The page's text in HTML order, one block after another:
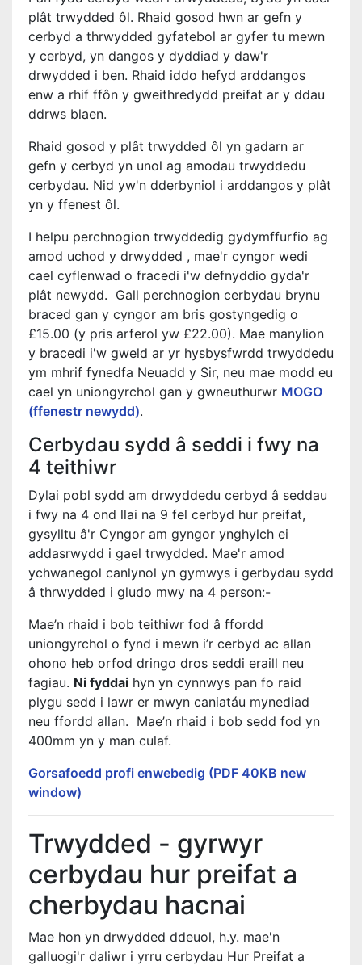
plât trwydded ôl. Rhaid gosod hwn ar gefn y
cerbyd a thrwydded gyfatebol ar gyfer tu mewn
y cerbyd, yn dangos y dyddiad y daw'r
drwydded i ben. Rhaid iddo hefyd arddangos
enw a rhif ffôn y gweithredydd preifat ar y ddau
ddrws blaen.
Rhaid gosod y plât trwydded ôl yn gadarn ar
gefn y cerbyd yn unol ag amodau trwyddedu
cerbydau. Nid yw'n dderbyniol i arddangos y plât
yn y ffenest ôl.
I helpu perchnogion trwyddedig gydymffurfio ag
amod uchod y drwydded , mae'r cyngor wedi
cael cyflenwad o fracedi i'w defnyddio gyda'r
plât newydd. Gall perchnogion cerbydau brynu
braced gan y cyngor am bris gostyngedig o
£15.00 (y pris arferol yw £22.00). Mae manylion
y bracedi i'w gweld ar yr hysbysfwrdd trwyddedu
ym mhrif fynedfa Neuadd y Sir, neu mae modd eu
cael yn uniongyrchol gan y gwneuthurwr MOGO
(ffenestr newydd).
Cerbydau sydd â seddi i fwy na
4 teithiwr
Dylai pobl sydd am drwyddedu cerbyd â seddau
i fwy na 4 ond llai na 9 fel cerbyd hur preifat,
gysylltu â'r Cyngor am gyngor ynghylch ei
addasrwydd i gael trwydded. Mae'r amod
ychwanegol canlynol yn gymwys i gerbydau sydd
â thrwydded i gludo mwy na 4 person:-
Mae’n rhaid i bob teithiwr fod â ffordd
uniongyrchol o fynd i mewn i’r cerbyd ac allan
ohono heb orfod dringo dros seddi eraill neu
fagiau. Ni fyddai hyn yn cynnwys pan fo raid
plygu sedd i lawr er mwyn caniatáu mynediad
neu ffordd allan. Mae’n rhaid i bob sedd fod yn
400mm yn y man culaf.
Gorsafoedd profi enwebedig (PDF 40KB new
window)
Trwydded - gyrwyr
cerbydau hur preifat a
cherbydau hacnai
Mae hon yn drwydded ddeuol, h.y. mae'n
galluogi'r daliwr i yrru cerbydau Hur Preifat a